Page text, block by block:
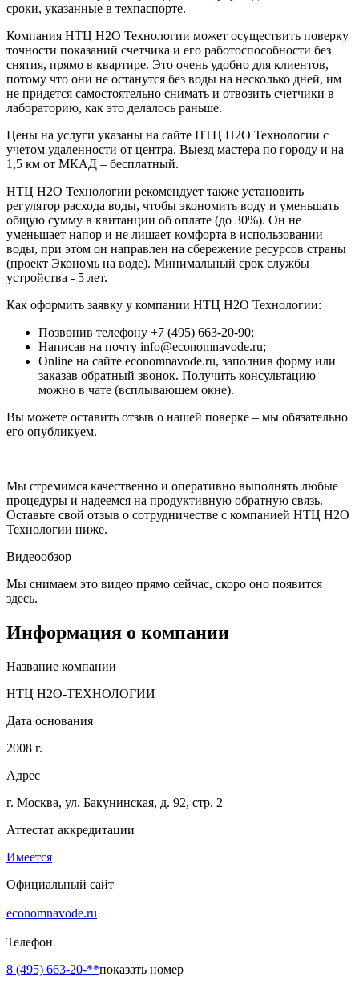
сроки, указанные в техпаспорте.
Компания НТЦ Н2О Технологии может осуществить поверку
точности показаний счетчика и его работоспособности без
снятия, прямо в квартире. Это очень удобно для клиентов,
потому что они не останутся без воды на несколько дней, им
не придется самостоятельно снимать и отвозить счетчики в
лабораторию, как это делалось раньше.
Цены на услуги указаны на сайте НТЦ Н2О Технологии с
учетом удаленности от центра. Выезд мастера по городу и на
1,5 км от МКАД – бесплатный.
НТЦ Н2О Технологии рекомендует также установить
регулятор расхода воды, чтобы экономить воду и уменьшать
общую сумму в квитанции об оплате (до 30%). Он не
уменьшает напор и не лишает комфорта в использовании
воды, при этом он направлен на сбережение ресурсов страны
(проект Экономь на воде). Минимальный срок службы
устройства - 5 лет.
Как оформить заявку у компании НТЦ Н2О Технологии:
Позвонив телефону +7 (495) 663-20-90;
Написав на почту info@economnavode.ru;
Online на сайте economnavode.ru, заполнив форму или
заказав обратный звонок. Получить консультацию
можно в чате (всплывающем окне).
Вы можете оставить отзыв о нашей поверке – мы обязательно
его опубликуем.
Мы стремимся качественно и оперативно выполнять любые
процедуры и надеемся на продуктивную обратную связь.
Оставьте свой отзыв о сотрудничестве с компанией НТЦ Н2О
Технологии ниже.
Видеообзор
Мы снимаем это видео прямо сейчас, скоро оно появится
здесь.
Информация о компании
Название компании
НТЦ Н2О-ТЕХНОЛОГИИ
Дата основания
2008 г.
Адрес
г. Москва, ул. Бакунинская, д. 92, стр. 2
Аттестат аккредитации
Имеется
Официальный сайт
economnavode.ru
Телефон
8 (495) 663-20-**показать номер